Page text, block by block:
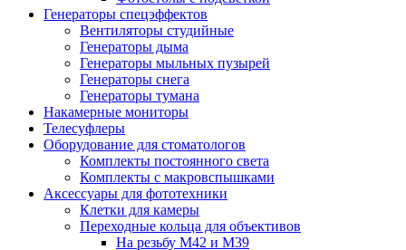
Генераторы спецэффектов
Вентиляторы студийные
Генераторы дыма
Генераторы мыльных пузырей
Генераторы снега
Генераторы тумана
Накамерные мониторы
Телесуфлеры
Оборудование для стоматологов
Комплекты постоянного света
Комплекты с макровспышками
Аксессуары для фототехники
Клетки для камеры
Переходные кольца для объективов
На резьбу М42 и М39